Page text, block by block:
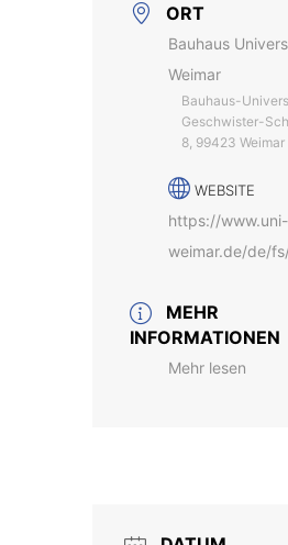
ORT
Bauhaus
Weimar
Bauhaus-
Geschwister-
8, 99423 Weimar
WEBSITE
https://www.uni-
weimar.de/de/
MEHR
INFORMATIONEN
Mehr lesen